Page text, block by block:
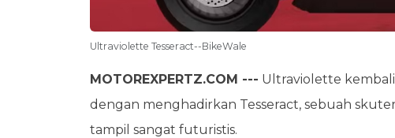
Ultraviolette Tesseract--BikeWale
MOTOREXPERTZ.COM --- Ultraviolette
dengan menghadirkan Tesseract, sebuah
tampil sangat futuristis.